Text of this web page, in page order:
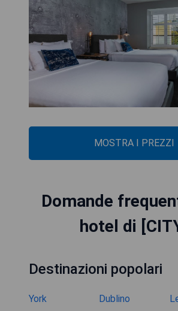
MOSTRA I PREZZI
Domande
hotel di
Destinazioni popolari
York Dublino